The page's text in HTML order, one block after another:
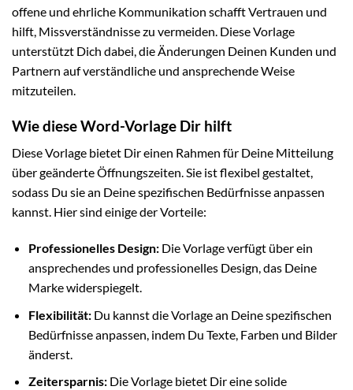
offene und ehrliche Kommunikation schafft Vertrauen und
hilft, Missverständnisse zu vermeiden. Diese Vorlage
unterstützt Dich dabei, die Änderungen Deinen Kunden und
Partnern auf verständliche und ansprechende Weise
mitzuteilen.
Wie diese Word-Vorlage Dir hilft
Diese Vorlage bietet Dir einen Rahmen für Deine Mitteilung
über geänderte Öffnungszeiten. Sie ist flexibel gestaltet,
sodass Du sie an Deine spezifischen Bedürfnisse anpassen
kannst. Hier sind einige der Vorteile:
Professionelles Design:Die Vorlage verfügt über ein
ansprechendes und professionelles Design, das Deine
Marke widerspiegelt.
Flexibilität:Du kannst die Vorlage an Deine spezifischen
Bedürfnisse anpassen, indem Du Texte, Farben und Bilder
änderst.
Zeitersparnis:Die Vorlage bietet Dir eine solide